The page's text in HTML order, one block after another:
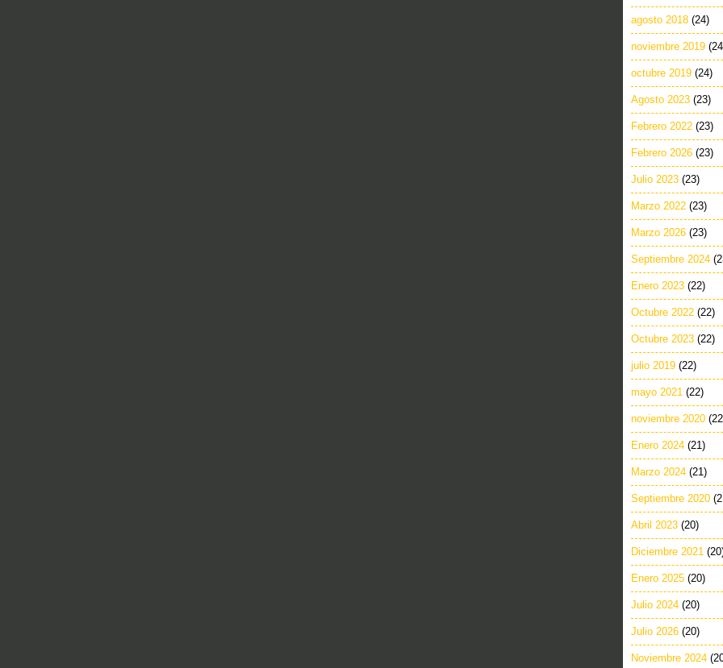
agosto 2018 (24)
noviembre 2019
octubre 2019 (24)
Agosto 2023 (23)
Febrero 2022 (23)
Febrero 2026 (23)
Julio 2023 (23)
Marzo 2022 (23)
Marzo 2026 (23)
Septiembre 2024
Enero 2023 (22)
Octubre 2022 (22)
Octubre 2023 (22)
julio 2019 (22)
mayo 2021 (22)
noviembre 2020
Enero 2024 (21)
Marzo 2024 (21)
Septiembre 2020
Abril 2023 (20)
Diciembre 2021
Enero 2025 (20)
Julio 2024 (20)
Julio 2026 (20)
Noviembre 2024